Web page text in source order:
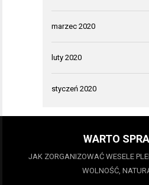
marzec 2020
luty 2020
styczeń 2020
WARTO
JAK ZORGANIZOWAĆ WESELE
WOLNOŚĆ,